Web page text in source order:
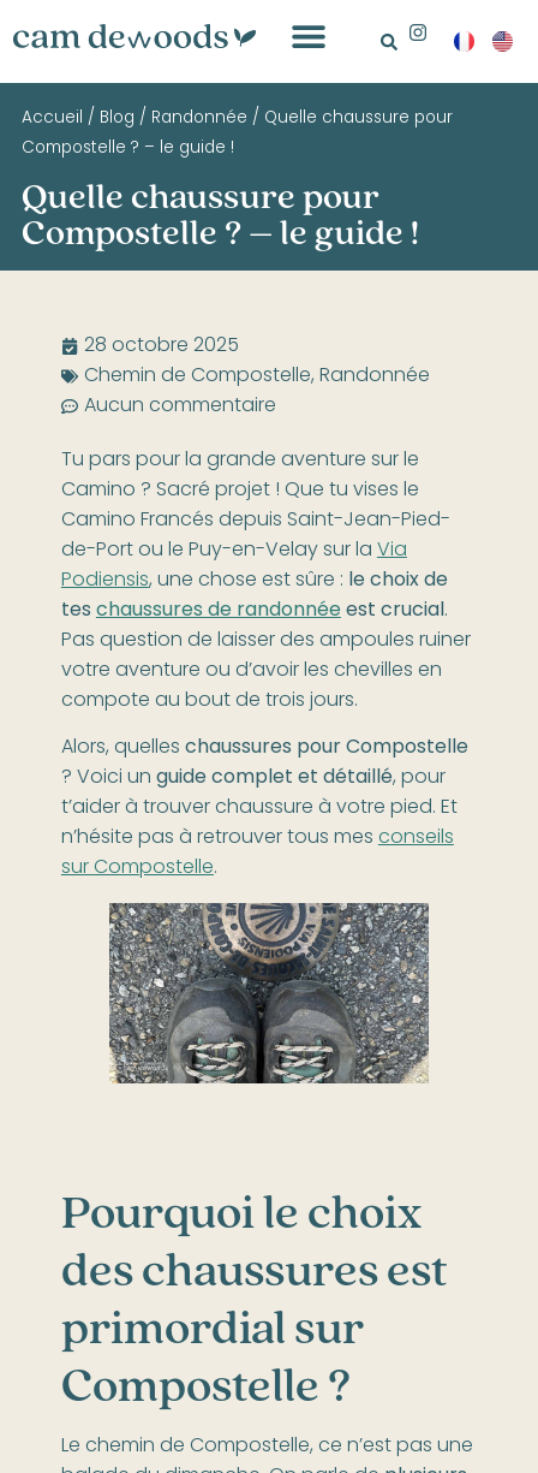
Accueil / Blog / Randonnée / Quelle chaussure pour
Compostelle ? – le guide !
Quelle chaussure pour
Compostelle ? – le guide !
28 octobre 2025
Chemin de Compostelle,Randonnée
Aucun commentaire
Tu pars pour la grande aventure sur le
Camino ? Sacré projet ! Que tu vises le
Camino Francés depuis Saint-Jean-Pied-
de-Port ou le Puy-en-Velay sur laVia
Podiensis, une chose est sûre : le choix de
teschaussures de randonnéeest crucial.
Pas question de laisser des ampoules ruiner
votre aventure ou d’avoir les chevilles en
compote au bout de trois jours.
Alors, quelleschaussures pour Compostelle
? Voici unguide complet et détaillé, pour
t’aider à trouver chaussure à votre pied. Et
n’hésite pas à retrouver tous mesconseils
sur Compostelle.
Pourquoi le choix
des chaussures est
primordial sur
Compostelle ?
Le chemin de Compostelle, ce n’est pas une